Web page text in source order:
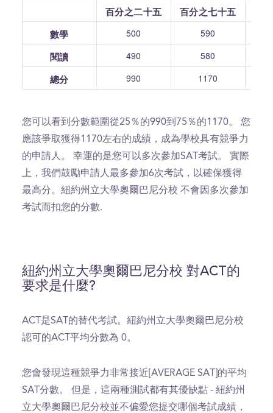
百分之二十五 百分之七十五
數學
500 590
閱讀 490 580
總分 990 1170
您可以看到分數範圍從25％的990到75％的1170。 您
應該爭取獲得1170左右的成績，成為學校具有競爭力
的申請人。 幸運的是您可以多次參加SAT考試。 實際
上，我們鼓勵申請人最多參加6次考試，以確保獲得
最高分。紐約州立大學奧爾巴尼分校 不會因多次參加
考試而扣您的分數.
紐約州立大學奧爾巴尼分校 對ACT的
要求是什麼?
ACT是SAT的替代考試。紐約州立大學奧爾巴尼分校
認可的ACT平均分數為 0。
您會發現這種競爭力非常接近[AVERAGE SAT]的平均
SAT分數。 但是，這兩種測試都有其優缺點 - 紐約州
立大學奧爾巴尼分校並不偏愛您提交哪個考試成績，